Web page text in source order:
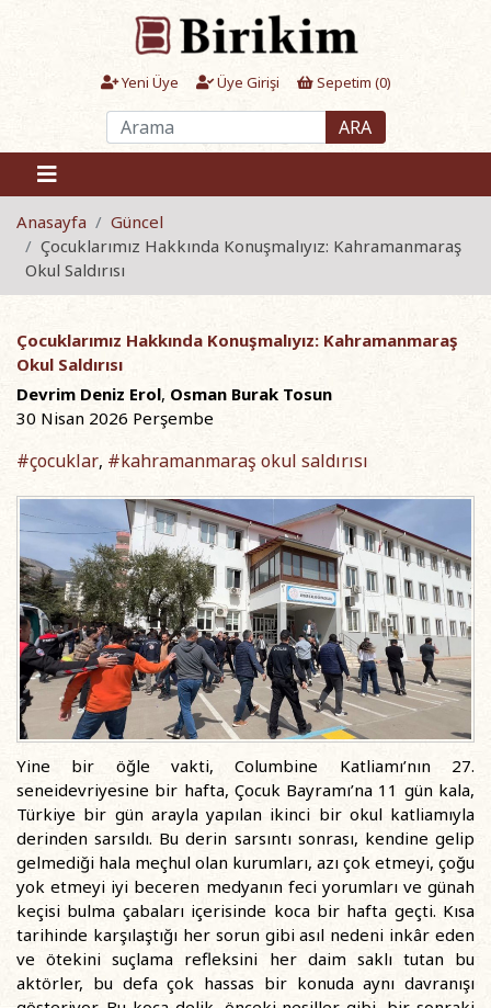
Yeni Üye Üye Girişi Sepetim (0)
ARA
Anasayfa
Güncel
Çocuklarımız Hakkında Konuşmalıyız: Kahramanmaraş
Okul Saldırısı
Çocuklarımız Hakkında Konuşmalıyız: Kahramanmaraş
Okul Saldırısı
Devrim Deniz Erol, Osman Burak Tosun
30 Nisan 2026 Perşembe
#çocuklar, #kahramanmaraş okul saldırısı
Yine bir öğle vakti, Columbine Katliamı’nın 27.
seneidevriyesine bir hafta, Çocuk Bayramı’na 11 gün kala,
Türkiye bir gün arayla yapılan ikinci bir okul katliamıyla
derinden sarsıldı. Bu derin sarsıntı sonrası, kendine gelip
gelmediği hala meçhul olan kurumları, azı çok etmeyi, çoğu
yok etmeyi iyi beceren medyanın feci yorumları ve günah
keçisi bulma çabaları içerisinde koca bir hafta geçti. Kısa
tarihinde karşılaştığı her sorun gibi asıl nedeni inkâr eden
ve ötekini suçlama refleksini her daim saklı tutan bu
aktörler, bu defa çok hassas bir konuda aynı davranışı